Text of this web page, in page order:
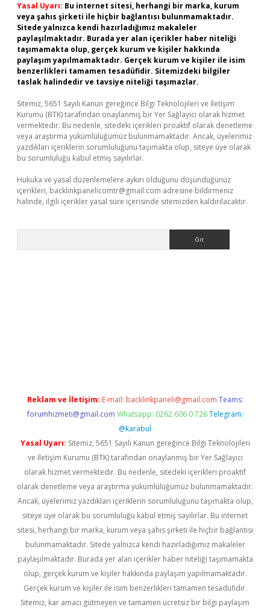
Yasal Uyarı: Bu internet sitesi, herhangi bir marka, kurum
veya şahıs şirketi ile hiçbir bağlantısı bulunmamaktadır.
Sitede yalnızca kendi hazırladığımız makaleler
paylaşılmaktadır. Burada yer alan içerikler haber niteliği
taşımamakta olup, gerçek kurum ve kişiler hakkında
paylaşım yapılmamaktadır. Gerçek kurum ve kişiler ile isim
benzerlikleri tamamen tesadüfidir. Sitemizdeki bilgiler
taslak halindedir ve tavsiye niteliği taşımazlar.
Sitemiz, 5651 Sayılı Kanun gereğince Bilgi Teknolojileri ve İletişim
Kurumu (BTK) tarafından onaylanmış bir Yer Sağlayıcı olarak hizmet
vermektedir. Bu nedenle, sitedeki içerikleri proaktif olarak denetleme
veya araştırma yükümlülüğümüz bulunmamaktadır. Ancak, üyelerimiz
yazdıkları içeriklerin sorumluluğunu taşımakta olup, siteye üye olarak
bu sorumluluğu kabul etmiş sayılırlar.
Hukuka ve yasal düzenlemelere aykırı olduğunu düşündüğünüz
içerikleri, backlinkpanelicomtr@gmail.com adresine bildirmeniz
halinde, ilgili içerikler yasal süre içerisinde sitemizden kaldırılacaktır.
Reklam ve İletişim: E-mail: backlinkpaneli@gmail.com Teams:
forumhizmeti@gmail.com Whatsapp: 0262 606 0 726 Telegram:
@karabul
Yasal Uyarı: Sitemiz, 5651 Sayılı Kanun gereğince Bilgi Teknolojileri
ve İletişim Kurumu (BTK) tarafından onaylanmış bir Yer Sağlayıcı
olarak hizmet vermektedir. Bu nedenle, sitedeki içerikleri proaktif
olarak denetleme veya araştırma yükümlülüğümüz bulunmamaktadır.
Ancak, üyelerimiz yazdıkları içeriklerin sorumluluğunu taşımakta olup,
siteye üye olarak bu sorumluluğu kabul etmiş sayılırlar. Bu internet
sitesi, herhangi bir marka, kurum veya şahıs şirketi ile hiçbir bağlantısı
bulunmamaktadır. Sitede yalnızca kendi hazırladığımız makaleler
paylaşılmaktadır. Burada yer alan içerikler haber niteliği taşımamakta
olup, gerçek kurum ve kişiler hakkında paylaşım yapılmamaktadır.
Gerçek kurum ve kişiler ile isim benzerlikleri tamamen tesadüfidir.
Sitemiz, kar amacı gütmeyen ve tamamen ücretsiz bir bilgi paylaşım